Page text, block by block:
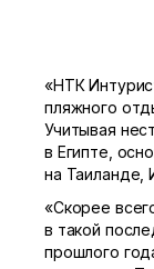
«НТК
пляжного
Учитывая
в Египте,
на Таиланде,
«Скорее
в такой
прошлого